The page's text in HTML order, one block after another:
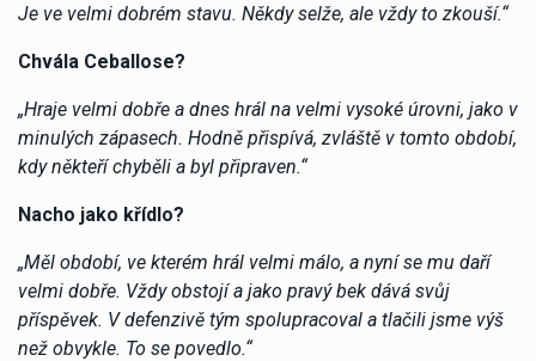
Je ve velmi dobrém stavu. Někdy selže, ale vždy to zkouší.“
Chvála Ceballose?
„Hraje velmi dobře a dnes hrál na velmi vysoké úrovni, jako v
minulých zápasech. Hodně přispívá, zvláště v tomto období,
kdy někteří chyběli a byl připraven.“
Nacho jako křídlo?
„Měl období, ve kterém hrál velmi málo, a nyní se mu daří
velmi dobře. Vždy obstojí a jako pravý bek dává svůj
příspěvek. V defenzivě tým spolupracoval a tlačili jsme výš
než obvykle. To se povedlo.“